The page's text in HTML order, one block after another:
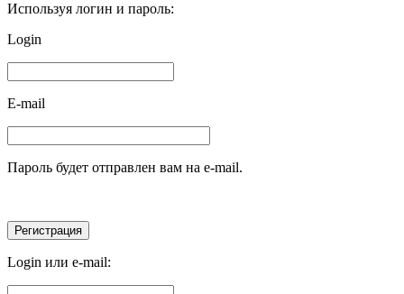
Используя логин и пароль:
Login
E-mail
Пароль будет отправлен вам на e-mail.
Login или e-mail: